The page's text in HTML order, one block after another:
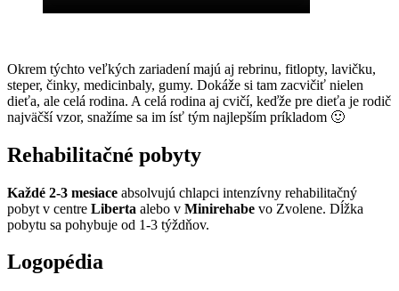
Okrem týchto veľkých zariadení majú aj rebrinu, fitlopty, lavičku,
steper, činky, medicinbaly, gumy. Dokáže si tam zacvičiť nielen
dieťa, ale celá rodina. A celá rodina aj cvičí, keďže pre dieťa je rodič
najväčší vzor, snažíme sa im ísť tým najlepším príkladom 🙂
Rehabilitačné pobyty
Každé 2-3 mesiace absolvujú chlapci intenzívny rehabilitačný
pobyt v centre Liberta alebo v Minirehabe vo Zvolene. Dĺžka
pobytu sa pohybuje od 1-3 týždňov.
Logopédia